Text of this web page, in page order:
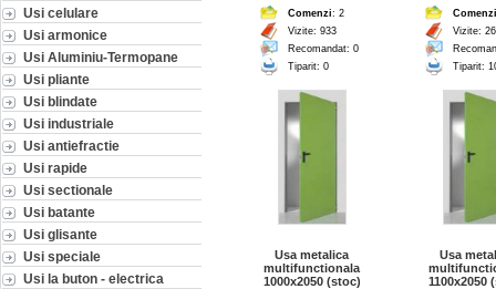
Usi celulare
Usi armonice
Usi Aluminiu-Termopane
Usi pliante
Usi blindate
Usi industriale
Usi antiefractie
Usi rapide
Usi sectionale
Usi batante
Usi glisante
Usi speciale
Usi la buton - electrica
Comenzi: 2
Vizite: 933
Recomandat: 0
Tiparit: 0
Comenzi
Vizite:
Tiparit:
Usa metalica
multifunctionala
1000x2050 (stoc)
Usa
1100x2050